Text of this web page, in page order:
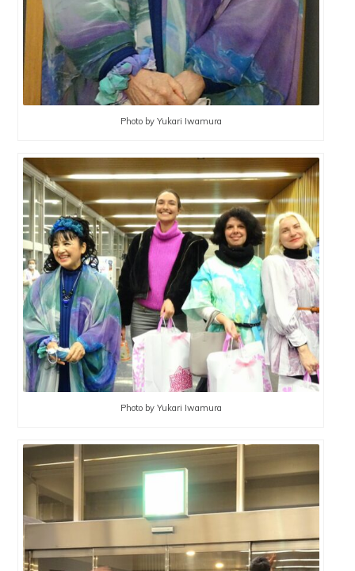
Photo by Yukari Iwamura
Photo by Yukari Iwamura